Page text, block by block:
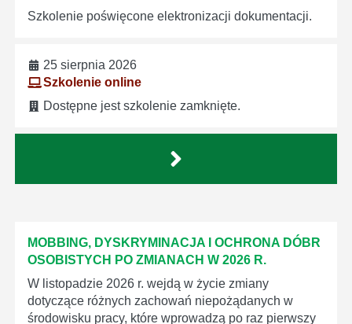
Szkolenie poświęcone elektronizacji dokumentacji.
25 sierpnia 2026
Szkolenie online
Dostępne jest szkolenie zamknięte.
MOBBING, DYSKRYMINACJA I OCHRONA DÓBR
OSOBISTYCH PO ZMIANACH W 2026 R.
W listopadzie 2026 r. wejdą w życie zmiany
dotyczące różnych zachowań niepożądanych w
środowisku pracy, które wprowadzą po raz pierwszy